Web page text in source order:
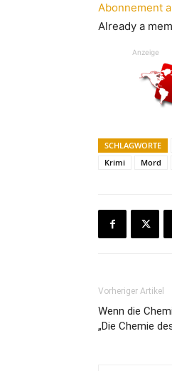
Abonnement
Already a
Anzeige
SCHLAGWORTE
Krimi
Mord
Vorheriger Artikel
Wenn die
„Die Chemie